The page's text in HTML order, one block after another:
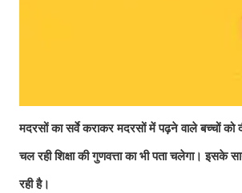
मदरसों का सर्वे कराकर मदरसों में पढ़ने वाले बच्चों को
चल रही शिक्षा की गुणवत्ता का भी पता चलेगा।
रही है।